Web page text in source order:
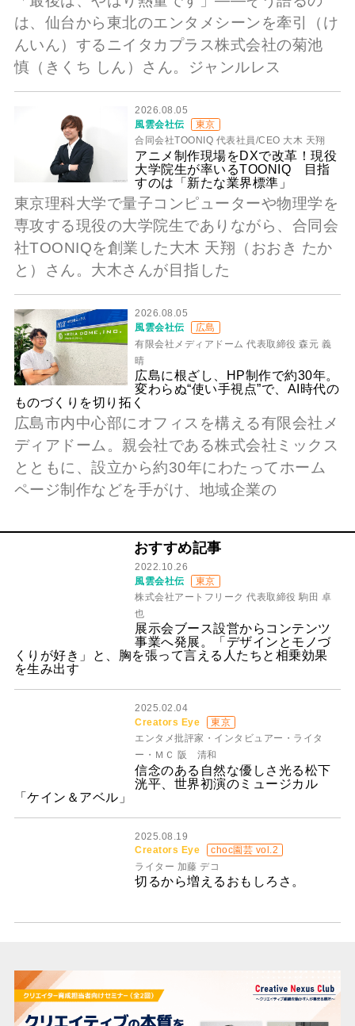
は、仙台から東北のエンタメシーンを牽引（け
んいん）するニイタカプラス株式会社の菊池
慎（きくち しん）さん。ジャンルレス
2026.08.05
風雲会社伝
東京
合同会社TOONIQ 代表社員/CEO 大木 天翔
アニメ制作現場をDXで改革！現役
大学院生が率いるTOONIQ 目指
すのは「新たな業界標準」
東京理科大学で量子コンピューターや物理学を
専攻する現役の大学院生でありながら、合同会
社TOONIQを創業した大木 天翔（おおき たか
と）さん。大木さんが目指した
2026.08.05
風雲会社伝
広島
有限会社メディアドーム 代表取締役 森元 義
晴
広島に根ざし、HP制作で約30年。
変わらぬ“使い手視点”で、AI時代の
ものづくりを切り拓く
広島市内中心部にオフィスを構える有限会社メ
ディアドーム。親会社である株式会社ミックス
とともに、設立から約30年にわたってホーム
ページ制作などを手がけ、地域企業の
おすすめ記事
2022.10.26
風雲会社伝
東京
株式会社アートフリーク 代表取締役 駒田 卓
也
展示会ブース設営からコンテンツ
事業へ発展。「デザインとモノづ
くりが好き」と、胸を張って言える人たちと相乗効果
を生み出す
2025.02.04
Creators Eye
東京
エンタメ批評家・インタビュアー・ライタ
ー・ＭＣ 阪 清和
信念のある自然な優しさ光る松下
洸平、世界初演のミュージカル
「ケイン＆アベル」
2025.08.19
Creators Eye
choc園芸 vol.2
ライター 加藤 デコ
切るから増えるおもしろさ。